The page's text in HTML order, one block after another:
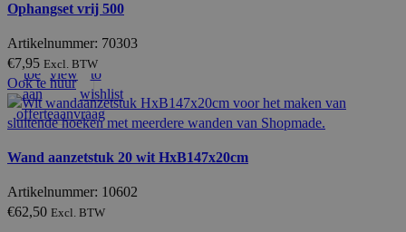
Ophangset vrij 500
Artikelnummer: 70303
€7,95 Excl. BTW
Ook te huur
toe
aan
offerteaanvraag
view
to
wishlist
Wand aanzetstuk 20 wit HxB147x20cm
Artikelnummer: 10602
€62,50 Excl. BTW